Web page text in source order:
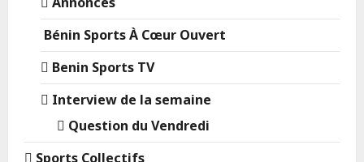
Bénin Sports À Cœur Ouvert
Benin Sports TV
Interview de la semaine
Question du Vendredi
Sports Collectifs